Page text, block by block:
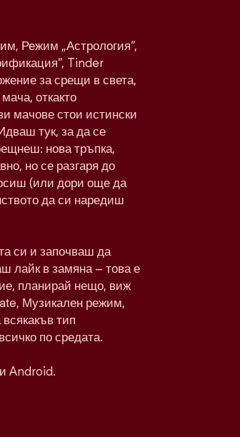
Режим „Астрология“,
Tinder
за срещи в света,
откакто
мачове стои истински
тук, за да се
нова тръпка,
но се разгаря до
(или дори още да
да си наредиш
си и започваш да
лайк в замяна – това е
планирай нещо, виж
Музикален режим,
тип
по средата.
Android.